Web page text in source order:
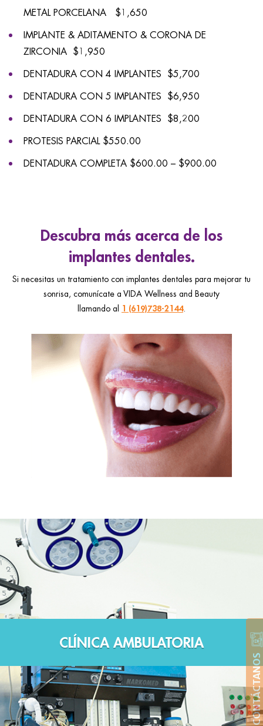
CONTÁCTANOS
METAL PORCELANA $1,650
IMPLANTE & ADITAMENTO & CORONA DE
ZIRCONIA $1,950
DENTADURA CON 4 IMPLANTES $5,700
DENTADURA CON 5 IMPLANTES $6,950
DENTADURA CON 6 IMPLANTES $8,200
PROTESIS PARCIAL $550.00
DENTADURA COMPLETA $600.00 – $900.00
Descubra más acerca de los
implantes dentales.
Si necesitas un tratamiento con implantes dentales para mejorar tu
sonrisa, comunícate a VIDA Wellness and Beauty
llamando al 1 (619)738-2144.
CLÍNICA AMBULATORIA